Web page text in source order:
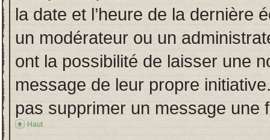
la date et l’heure de la dernière
un modérateur ou un
ont la possibilité de laisser une
message de leur propre
pas supprimer un message une
Haut